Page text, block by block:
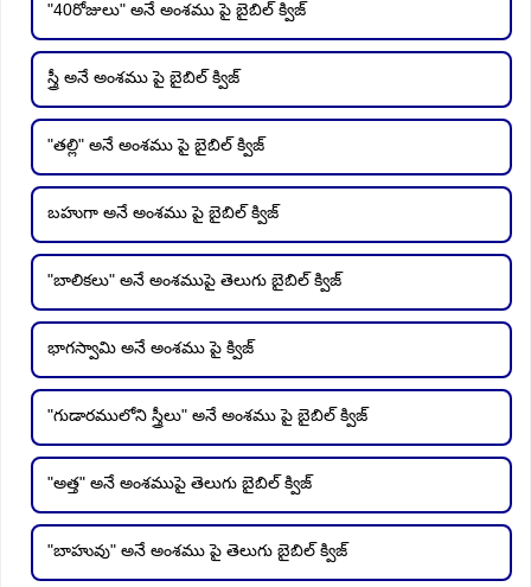
"40రోజులు" అనే అంశము పై బైబిల్ క్విజ్
స్త్రీ అనే అంశము పై బైబిల్ క్విజ్
"తల్లి" అనే అంశము పై బైబిల్ క్విజ్
బహుగా అనే అంశము పై బైబిల్ క్విజ్
"బాలికలు" అనే అంశముపై తెలుగు బైబిల్ క్విజ్
భాగస్వామి అనే అంశము పై క్విజ్
"గుడారములోని స్త్రీలు" అనే అంశము పై బైబిల్ క్విజ్
"అత్త" అనే అంశముపై తెలుగు బైబిల్ క్విజ్
"బాహువు" అనే అంశము పై తెలుగు బైబిల్ క్విజ్